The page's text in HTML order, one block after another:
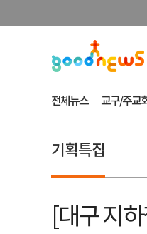
전체뉴스 교구/주교
기획특집
[대구 지